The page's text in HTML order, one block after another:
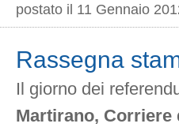
postato il 11 Gennaio
Rassegna
Il giorno dei
Martirano, Corriere